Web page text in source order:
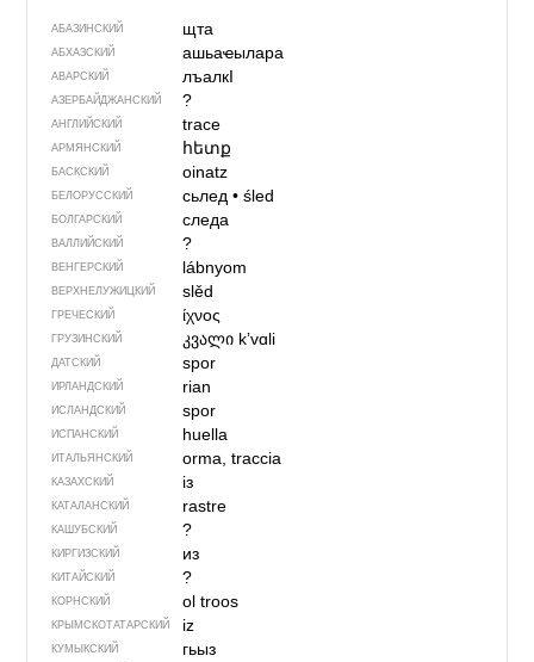
АБАЗИНСКИЙ щта
АБХАЗСКИЙ ашьаҽылара
АВАРСКИЙ лъалкI
АЗЕРБАЙДЖАН­СКИЙ ?
АНГЛИЙСКИЙ trace
АРМЯНСКИЙ հետք
БАСКСКИЙ oinatz
БЕЛОРУССКИЙ сьлед• śled
БОЛГАРСКИЙ следа
ВАЛЛИЙСКИЙ ?
ВЕНГЕРСКИЙ lábnyom
ВЕРХНЕЛУЖИЦКИЙ slěd
ГРЕЧЕСКИЙ ίχνος
ГРУЗИНСКИЙ კვალი kʼvɑli
ДАТСКИЙ spor
ИРЛАНДСКИЙ rian
ИСЛАНДСКИЙ spor
ИСПАНСКИЙ huella
ИТАЛЬЯНСКИЙ orma, traccia
КАЗАХСКИЙ із
КАТАЛАНСКИЙ rastre
КАШУБСКИЙ ?
КИРГИЗСКИЙ из
КИТАЙСКИЙ ?
КОРНСКИЙ ol troos
КРЫМСКО­ТАТАРСКИЙ iz
КУМЫКСКИЙ гьыз